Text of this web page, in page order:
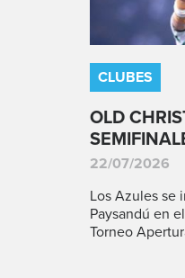
CLUBES
OLD
22/07/2026
Los Azules se
Paysandú en
Torneo